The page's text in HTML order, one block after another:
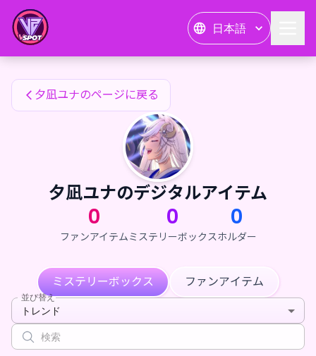
日本語
夕凪ユナのファンアイテム
夕凪ユナのページに戻る
夕凪ユナのデジタルアイテム
0
ファンアイテム
0
ミステリーボックス
0
ホルダー
ミステリーボックス ファンアイテム
並び替え
トレンド
夕凪ユナのファンアイテム — 24karat